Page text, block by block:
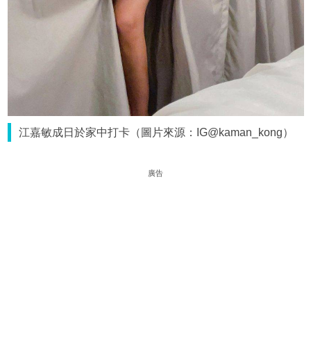
江嘉敏成日於家中打卡（圖片來源：IG@kaman_kong）
廣告